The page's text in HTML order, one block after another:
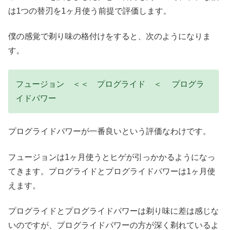
は1つの替刃を1ヶ月使う前提で評価します。
僕の感覚で剃り味の格付けをすると、次のようになりま
す。
フュージョン ＜＜ プログライド ＜ プログラ
イドパワー
プログライドパワーが一番良いという評価なわけです。
フュージョンは1ヶ月使うとヒゲが引っかかるようになっ
てきます。プログライドとプログライドパワーは1ヶ月使
えます。
プログライドとプログライドパワーは剃り味に差は感じな
いのですが、プログライドパワーの方が深く剃れているよ